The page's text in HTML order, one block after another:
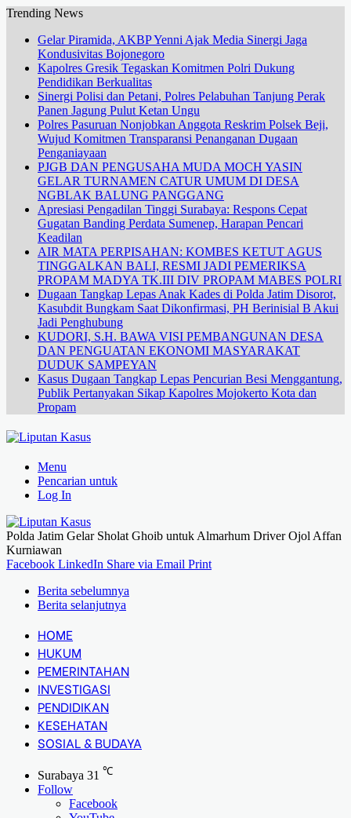
Trending News
Gelar Piramida, AKBP Yenni Ajak Media Sinergi Jaga
Kondusivitas Bojonegoro
Kapolres Gresik Tegaskan Komitmen Polri Dukung
Pendidikan Berkualitas
Sinergi Polisi dan Petani, Polres Pelabuhan Tanjung Perak
Panen Jagung Pulut Ketan Ungu
Polres Pasuruan Nonjobkan Anggota Reskrim Polsek Beji,
Wujud Komitmen Transparansi Penanganan Dugaan
Penganiayaan
PJGB DAN PENGUSAHA MUDA MOCH YASIN
GELAR TURNAMEN CATUR UMUM DI DESA
NGBLAK BALUNG PANGGANG
Apresiasi Pengadilan Tinggi Surabaya: Respons Cepat
Gugatan Banding Perdata Sumenep, Harapan Pencari
Keadilan
AIR MATA PERPISAHAN: KOMBES KETUT AGUS
TINGGALKAN BALI, RESMI JADI PEMERIKSA
PROPAM MADYA TK.III DIV PROPAM MABES POLRI
Dugaan Tangkap Lepas Anak Kades di Polda Jatim Disorot,
Kasubdit Bungkam Saat Dikonfirmasi, PH Berinisial B Akui
Jadi Penghubung
KUDORI, S.H. BAWA VISI PEMBANGUNAN DESA
DAN PENGUATAN EKONOMI MASYARAKAT
DUDUK SAMPEYAN
Kasus Dugaan Tangkap Lepas Pencurian Besi Menggantung,
Publik Pertanyakan Sikap Kapolres Mojokerto Kota dan
Propam
Menu
Pencarian untuk
Log In
Polda Jatim Gelar Sholat Ghoib untuk Almarhum Driver Ojol Affan
Kurniawan
Facebook LinkedIn Share via Email Print
Berita sebelumnya
Berita selanjutnya
HOME
HUKUM
PEMERINTAHAN
INVESTIGASI
PENDIDIKAN
KESEHATAN
SOSIAL & BUDAYA
Surabaya 31 ℃
Follow
Facebook